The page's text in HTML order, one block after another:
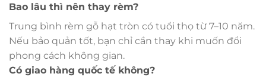
Bao lâu thì nên thay rèm?
Trung bình rèm gỗ hạt tròn có tuổi thọ từ 7–10 năm.
Nếu bảo quản tốt, bạn chỉ cần thay khi muốn đổi
phong cách không gian.
Có giao hàng quốc tế không?